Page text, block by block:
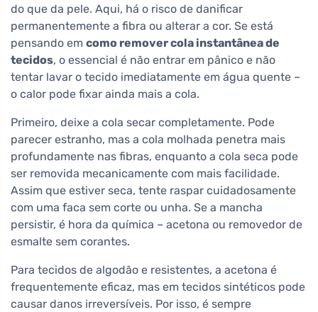
do que da pele. Aqui, há o risco de danificar
permanentemente a fibra ou alterar a cor. Se está
pensando em como remover cola instantânea de
tecidos, o essencial é não entrar em pânico e não
tentar lavar o tecido imediatamente em água quente –
o calor pode fixar ainda mais a cola.
Primeiro, deixe a cola secar completamente. Pode
parecer estranho, mas a cola molhada penetra mais
profundamente nas fibras, enquanto a cola seca pode
ser removida mecanicamente com mais facilidade.
Assim que estiver seca, tente raspar cuidadosamente
com uma faca sem corte ou unha. Se a mancha
persistir, é hora da química – acetona ou removedor de
esmalte sem corantes.
Para tecidos de algodão e resistentes, a acetona é
frequentemente eficaz, mas em tecidos sintéticos pode
causar danos irreversíveis. Por isso, é sempre